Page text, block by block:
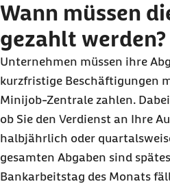
Wann müssen
gezahlt werden?
Unternehmen müssen ihre
kurzfristige Beschäftigungen
Minijob-Zentrale zahlen.
ob Sie den Verdienst an Ihre
halbjährlich oder
gesamten Abgaben sind
Bankarbeitstag des Monats